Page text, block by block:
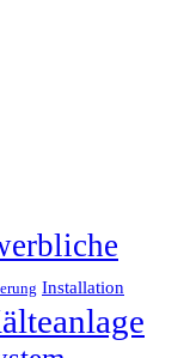
Installation